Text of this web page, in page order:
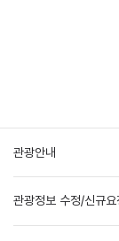
관광안내
관광정보 수정/신규요